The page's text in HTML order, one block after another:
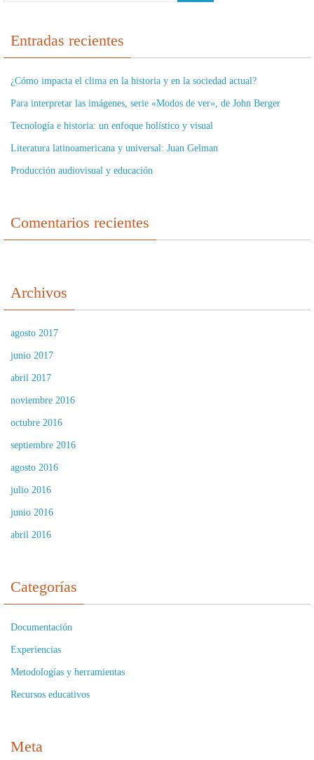
Entradas recientes
¿Cómo impacta el clima en la historia y en la sociedad actual?
Para interpretar las imágenes, serie «Modos de ver», de John Berger
Tecnología e historia: un enfoque holístico y visual
Literatura latinoamericana y universal: Juan Gelman
Producción audiovisual y educación
Comentarios recientes
Archivos
agosto 2017
junio 2017
abril 2017
noviembre 2016
octubre 2016
septiembre 2016
agosto 2016
julio 2016
junio 2016
abril 2016
Categorías
Documentación
Experiencias
Metodologías y herramientas
Recursos educativos
Meta